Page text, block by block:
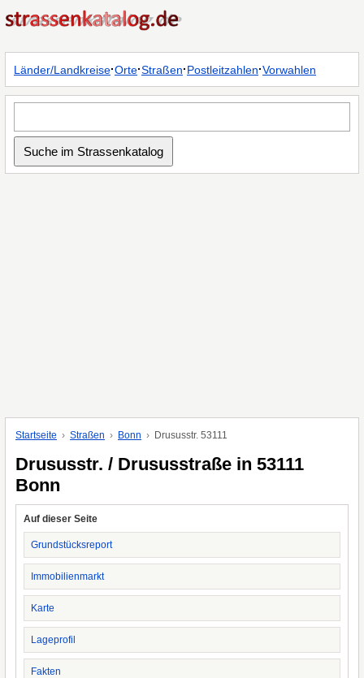
Länder/Landkreise·Orte·Straßen·Postleitzahlen·Vorwahlen
Startseite Straßen Bonn Drususstr. 53111
Drususstr. / Drususstraße in 53111
Bonn
Auf dieser Seite
Grundstücksreport
Immobilienmarkt
Karte
Lageprofil
Fakten